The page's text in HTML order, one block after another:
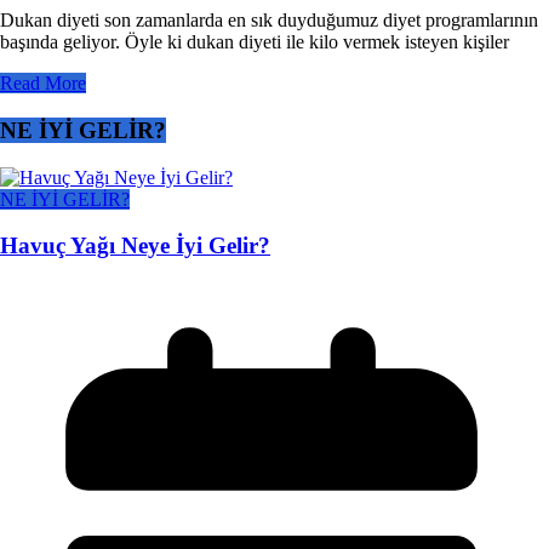
Dukan diyeti son zamanlarda en sık duyduğumuz diyet programlarının
başında geliyor. Öyle ki dukan diyeti ile kilo vermek isteyen kişiler
Read More
NE İYİ GELİR?
NE İYİ GELİR?
Havuç Yağı Neye İyi Gelir?